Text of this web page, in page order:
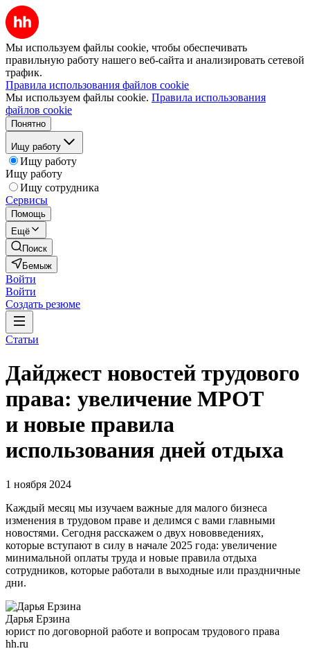
Мы используем файлы cookie, чтобы обеспечивать
правильную работу нашего веб-сайта и анализировать сетевой
трафик.
Правила использования файлов cookie
Мы используем файлы cookie. Правила использования
файлов cookie
Понятно
Ищу работу
Ищу работу
Ищу работу
Ищу сотрудника
Сервисы
Помощь
Ещё
Поиск
Бемыж
Войти
Войти
Создать резюме
Статьи
Дайджест новостей трудового
права: увеличение МРОТ
и новые правила
использования дней отдыха
1 ноября 2024
Каждый месяц мы изучаем важные для малого бизнеса
изменения в трудовом праве и делимся с вами главными
новостями. Сегодня расскажем о двух нововведениях,
которые вступают в силу в начале 2025 года: увеличение
минимальной оплаты труда и новые правила отдыха
сотрудников, которые работали в выходные или праздничные
дни.
Дарья Ерзина
юрист по договорной работе и вопросам трудового права
hh.ru